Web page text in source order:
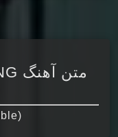
(No Lyrics Available)